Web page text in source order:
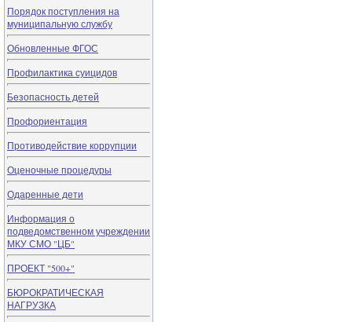
Порядок поступления на
муниципальную службу
Обновленные ФГОС
Профилактика суицидов
Безопасность детей
Профориентация
Противодействие коррупции
Оценочные процедуры
Одаренные дети
Информация о
подведомственном учреждении
МКУ СМО "ЦБ"
ПРОЕКТ "500+"
БЮРОКРАТИЧЕСКАЯ
НАГРУЗКА